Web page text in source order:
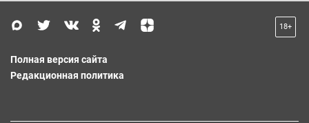
18+
Полная версия сайта
Редакционная политика